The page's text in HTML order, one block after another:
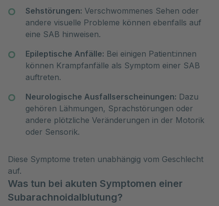
Sehstörungen: Verschwommenes Sehen oder
andere visuelle Probleme können ebenfalls auf
eine SAB hinweisen.
Epileptische Anfälle: Bei einigen Patient:innen
können Krampfanfälle als Symptom einer SAB
auftreten.
Neurologische Ausfallserscheinungen: Dazu
gehören Lähmungen, Sprachstörungen oder
andere plötzliche Veränderungen in der Motorik
oder Sensorik.
Diese Symptome treten unabhängig vom Geschlecht
auf.
Was tun bei akuten Symptomen einer
Subarachnoidalblutung?